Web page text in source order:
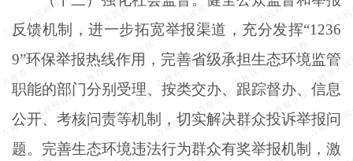
反馈机制，进一步拓宽举报渠道，充分发挥“1236
9”环保举报热线作用，完善省级承担生态环境监管
职能的部门分别受理、按类交办、跟踪督办、信息
公开、考核问责等机制，切实解决群众投诉举报问
题。完善生态环境违法行为群众有奖举报机制，激